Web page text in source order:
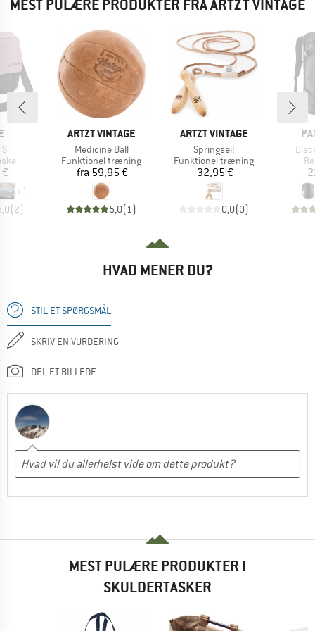
MEST PULÆRE PRODUKTER FRA ARTZT VINTAGE
+1
(2)
MÆRKE
ARTZT VINTAGE
Artikel
Medicine Ball
Produktgruppe
Funktionel træning
Pris
fra 59,95 €
5,0(1)
MÆRKE
ARTZT VINTAGE
Artikel
Springseil
Produktgruppe
Funktionel træning
Pris
32,95 €
0,0(0)
HVAD MENER DU?
STIL ET SPØRGSMÅL
SKRIV EN VURDERING
DEL ET BILLEDE
MEST PULÆRE PRODUKTER I
SKULDERTASKER